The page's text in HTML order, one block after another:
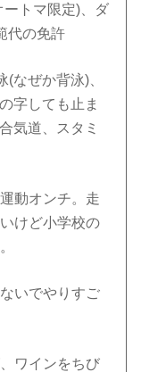
トマ限定)、ダ
代の免許
ぜか背泳)、
字しても止ま
気道、スタミ
動オンチ。走
けど小学校の
いでやりすご
ワインをちび